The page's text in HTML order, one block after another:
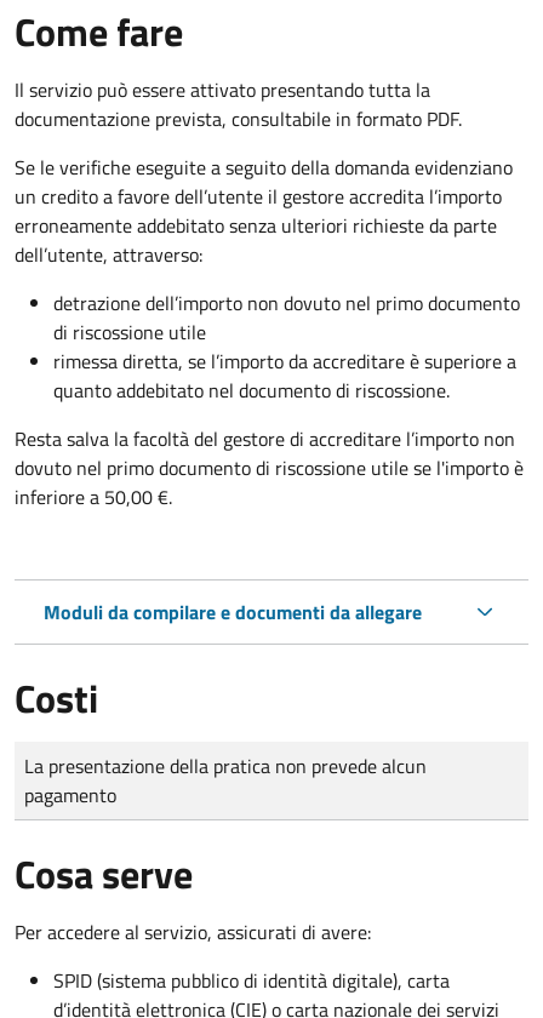
Come fare
Il servizio può essere attivato presentando tutta la
documentazione prevista, consultabile in formato PDF.
Se le verifiche eseguite a seguito della domanda evidenziano
un credito a favore dell’utente il gestore accredita l’importo
erroneamente addebitato senza ulteriori richieste da parte
dell’utente, attraverso:
detrazione dell’importo non dovuto nel primo documento
di riscossione utile
rimessa diretta, se l’importo da accreditare è superiore a
quanto addebitato nel documento di riscossione.
Resta salva la facoltà del gestore di accreditare l’importo non
dovuto nel primo documento di riscossione utile se l'importo è
inferiore a 50,00 €.
Moduli da compilare e documenti da allegare
Costi
Tipo di pagamento
Importo
La presentazione della pratica non prevede alcun
pagamento
Cosa serve
Per accedere al servizio, assicurati di avere:
SPID (sistema pubblico di identità digitale), carta
d’identità elettronica (CIE) o carta nazionale dei servizi